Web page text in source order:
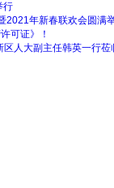
行
2021年新春联欢会圆满
可证》！
区人大副主任韩英一行